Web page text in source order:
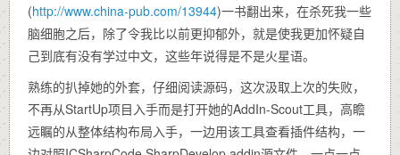
(http://www.china-pub.com/13944)一书翻出来，在杀死我一些
脑细胞之后，除了令我比以前更抑郁外，就是使我更加怀疑自
己到底有没有学过中文，这些年说得是不是火星语。
熟练的扒掉她的外套，仔细阅读源码，这次汲取上次的失败，
不再从StartUp项目入手而是打开她的AddIn-Scout工具，高瞻
远瞩的从整体结构布局入手，一边用该工具查看插件结构，一